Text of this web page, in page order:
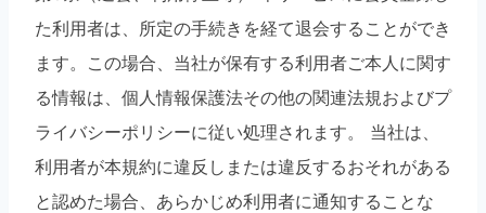
た利用者は、所定の手続きを経て退会することができ
ます。この場合、当社が保有する利用者ご本人に関す
る情報は、個人情報保護法その他の関連法規およびプ
ライバシーポリシーに従い処理されます。 当社は、
利用者が本規約に違反しまたは違反するおそれがある
と認めた場合、あらかじめ利用者に通知することな